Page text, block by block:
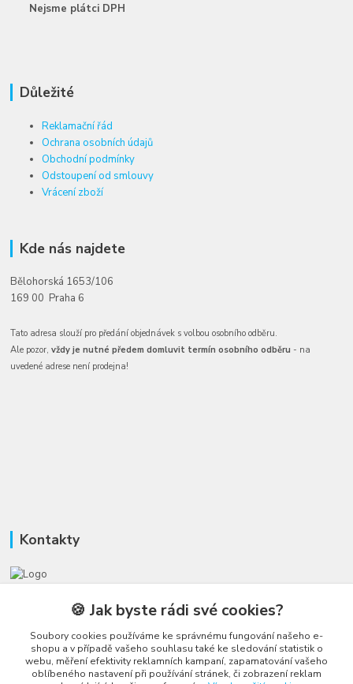
Nejsme plátci DPH
Důležité
Reklamační řád
Ochrana osobních údajů
Obchodní podmínky
Odstoupení od smlouvy
Vrácení zboží
Kde nás najdete
Bělohorská 1653/106
169 00 Praha 6
Tato adresa slouží pro předání objednávek s volbou osobního odběru.
Ale pozor,vždy je nutné předem domluvit termín osobního odběru - na
uvedené adrese není prodejna!
Kontakty
Honza Adámek
+420 775 231 066
(Po-Ne, 9-21 hod.)
honza@autahracky.cz
🍪 Jak byste rádi své cookies?
Soubory cookies používáme ke správnému fungování našeho e-
shopu a v případě vašeho souhlasu také ke sledování statistik o
webu, měření efektivity reklamních kampaní, zapamatování vašeho
oblíbeného nastavení při používání stránek, či zobrazení reklam